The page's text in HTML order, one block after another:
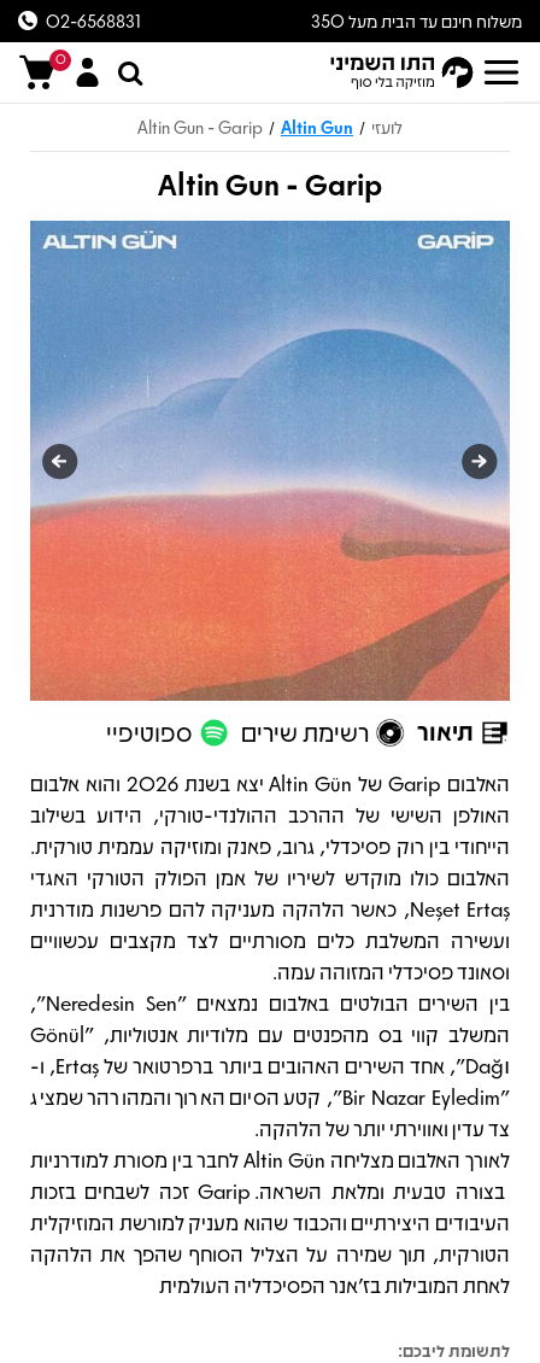
משלוח חינם עד הבית מעל 350
ש״ח
02-6568831
0
לועזי /
Altin Gun
/
Altin Gun - Garip
Altin Gun - Garip
תיאור רשימת שירים ספוטיפיי
תיאור
האלבום Garip של Altin Gün יצא בשנת 2026 והוא אלבום
האולפן השישי של ההרכב ההולנדי-טורקי, הידוע בשילוב
הייחודי בין רוק פסיכדלי, גרוב, פאנק ומוזיקה עממית טורקית.
האלבום כולו מוקדש לשיריו של אמן הפולק הטורקי האגדי
Neşet Ertaş, כאשר הלהקה מעניקה להם פרשנות מודרנית
ועשירה המשלבת כלים מסורתיים לצד מקצבים עכשוויים
וסאונד פסיכדלי המזוהה עמה.
בין השירים הבולטים באלבום נמצאים "Neredesin Sen",
המשלב קווי בס מהפנטים עם מלודיות אנטוליות, "Gönül
Dağı", אחד השירים האהובים ביותר ברפרטואר של Ertaş, ו-
"Bir Nazar Eyledim", קטע הסיום הארוך והמהורהר שמציג
צד עדין ואווירתי יותר של הלהקה.
לאורך האלבום מצליחה Altin Gün לחבר בין מסורת למודרניות
בצורה טבעית ומלאת השראה. Garip זכה לשבחים בזכות
העיבודים היצירתיים והכבוד שהוא מעניק למורשת המוזיקלית
הטורקית, תוך שמירה על הצליל הסוחף שהפך את הלהקה
לאחת המובילות בז'אנר הפסיכדליה העולמית
לתשומת ליבכם: